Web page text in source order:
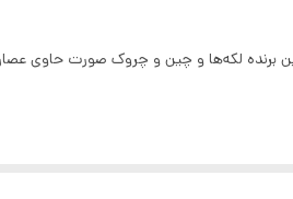
خاصیت مرطوب‌کنندگی و آبرسانی از بین برنده لکه‌ها و چین و چروک